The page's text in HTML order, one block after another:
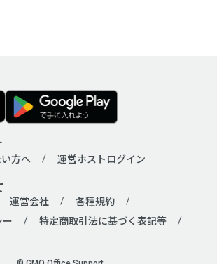
方へ 運営ホストログイン
運営会社
各種規約
ー
特定商取引法に基づく表記等